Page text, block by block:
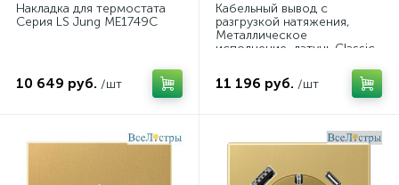
Накладка для термостата
Серия LS Jung ME1749C
10 649 руб. /шт
Кабельный вывод с
разгрузкой натяжения,
Металлическое
исполнение, латунь Classic
11 196 руб. /шт